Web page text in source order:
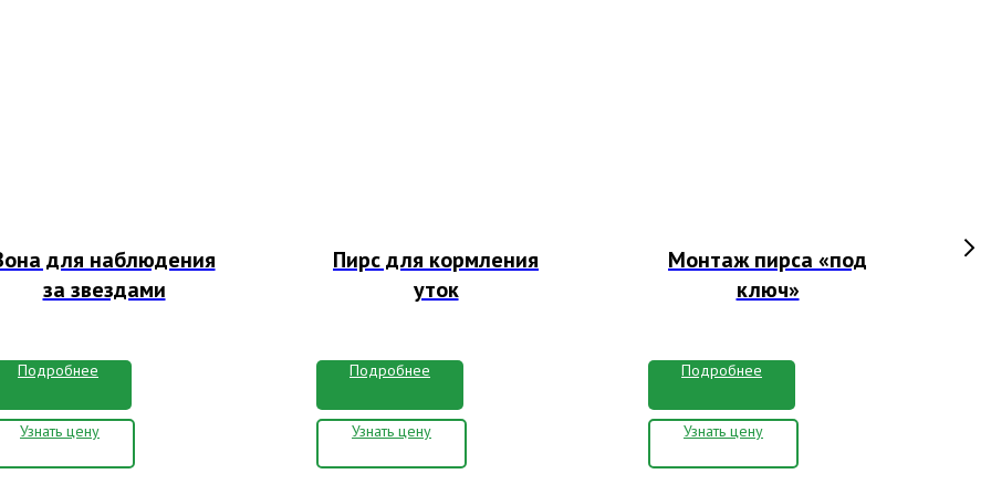
для наблюдения
за звездами
Подробнее
Узнать цену
Пирс для кормления
уток
Подробнее
Узнать цену
Монтаж пирса «под
ключ»
Подробнее
Узнать цену